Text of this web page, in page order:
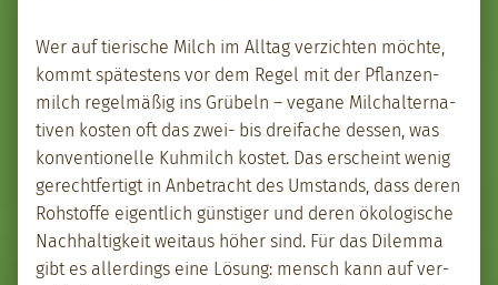
Wer auf tierische Milch im All­t­ag verzicht­en möchte,
kommt spätestens vor dem Regel mit der Pflanzen­
milch regelmäßig ins Grü­beln – veg­ane Milchal­ter­na­
tiv­en kosten oft das zwei- bis dreifache dessen, was
kon­ven­tionelle Kuh­milch kostet. Das erscheint wenig
gerecht­fer­tigt in Anbe­tra­cht des Umstands, dass deren
Rohstoffe eigentlich gün­stiger und deren ökol­o­gis­che
Nach­haltigkeit weitaus höher sind. Für das Dilem­ma
gibt es allerd­ings eine Lösung: men­sch kann auf ver­